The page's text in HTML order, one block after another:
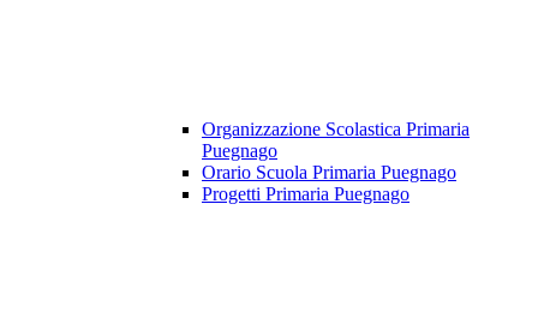
Organizzazione Scolastica Primaria
Puegnago
Orario Scuola Primaria Puegnago
Progetti Primaria Puegnago